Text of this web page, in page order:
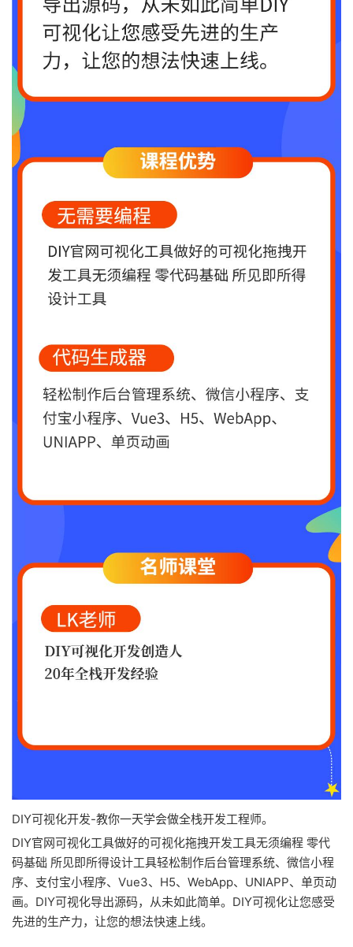
DIY可视化开发-教你一天学会做全栈开发工程师。
DIY官网可视化工具做好的可视化拖拽开发工具无须编程 零代
码基础 所见即所得设计工具轻松制作后台管理系统、微信小程
序、支付宝小程序、Vue3、H5、WebApp、UNIAPP、单页动
画。DIY可视化导出源码，从未如此简单。DIY可视化让您感受
先进的生产力，让您的想法快速上线。